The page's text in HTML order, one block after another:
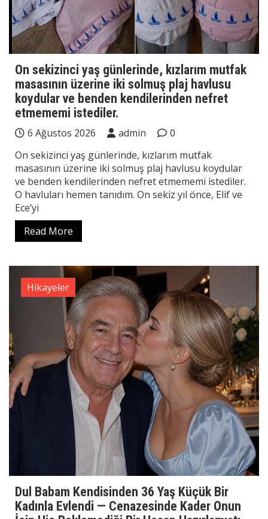
On sekizinci yaş günlerinde, kızlarım mutfak
masasının üzerine iki solmuş plaj havlusu
koydular ve benden kendilerinden nefret
etmememi istediler.
6 Ağustos 2026 admin
0
On sekizinci yaş günlerinde, kızlarım mutfak
masasının üzerine iki solmuş plaj havlusu koydular
ve benden kendilerinden nefret etmememi istediler.
O havluları hemen tanıdım. On sekiz yıl önce, Elif ve
Ece’yi
Read More
Hikayeler
Dul Babam Kendisinden 36 Yaş Küçük Bir
Kadınla Evlendi — Cenazesinde Kader Onun